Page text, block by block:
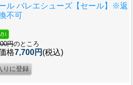
ル バレエシューズ【セール】※返
不可
円のところ
格7,700円 (税込)